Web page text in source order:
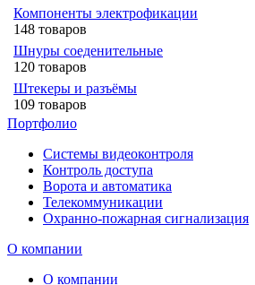
Компоненты электрофикации
148 товаров
Шнуры соеденительные
120 товаров
Штекеры и разъёмы
109 товаров
Портфолио
Системы видеоконтроля
Контроль доступа
Ворота и автоматика
Телекоммуникации
Охранно-пожарная сигнализация
О компании
О компании